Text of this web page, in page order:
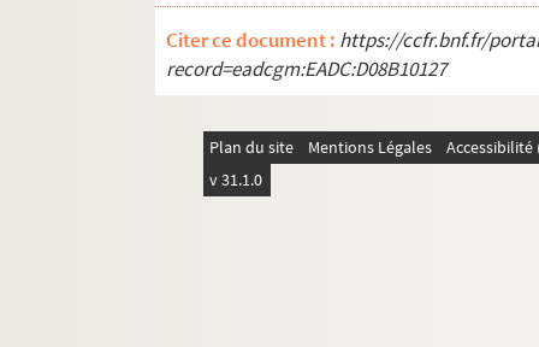
Ms Montbret-674. Discurso y plantas de las
Ms Montbret-675. Formulaire à l'usage des
Ms Montbret-676. Méthode générale pour
Ms Montbret-678. Topographie historique et
Ms Montbret-679. Memoria de los reynos,
Citer ce document : https://ccfr.bnf.fr/
record=eadcgm:EADC:D08B10127
Plan du site Mentions Légales
v 31.1.0